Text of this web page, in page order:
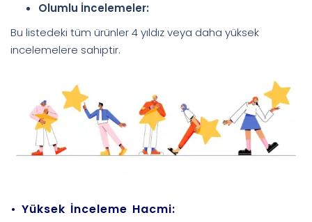
Olumlu İncelemeler:
Bu listedeki tüm ürünler 4 yıldız veya daha yüksek
incelemelere sahiptir.
• Yüksek İnceleme Hacmi: